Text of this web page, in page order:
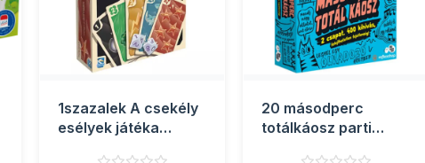
1szazalek A csekély
esélyek játéka
20 másodperc
totálkáosz parti